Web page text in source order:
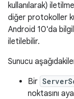
kullanılarak)
diğer protokoller
Android 10'da
iletilebilir.
Sunucu
Bir
noktasını